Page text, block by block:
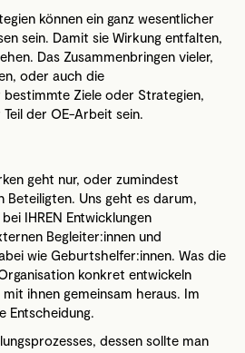
können ein ganz wesentlicher
sein. Damit sie Wirkung entfalten,
Das Zusammenbringen vieler,
oder auch die
Ziele oder Strategien,
der OE-Arbeit sein.
geht nur, oder zumindest
Beteiligten. Uns geht es darum,
IHREN Entwicklungen
Begleiter:innen und
wie Geburtshelfer:innen. Was die
konkret entwickeln
ihnen gemeinsam heraus. Im
Entscheidung.
dessen sollte man